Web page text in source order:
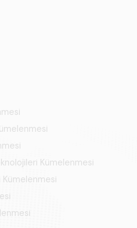
Kümelenmesi
Kümelenmesi